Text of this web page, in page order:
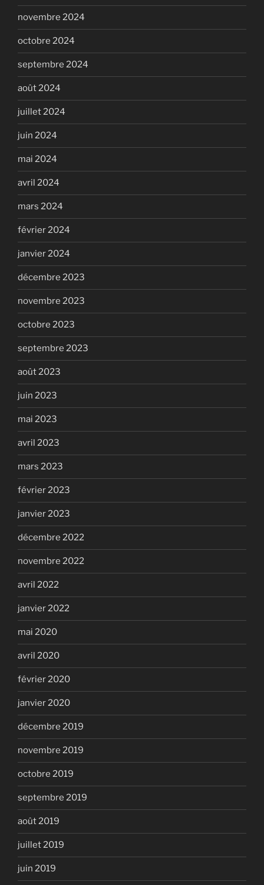
novembre 2024
octobre 2024
septembre 2024
août 2024
juillet 2024
juin 2024
mai 2024
avril 2024
mars 2024
février 2024
janvier 2024
décembre 2023
novembre 2023
octobre 2023
septembre 2023
août 2023
juin 2023
mai 2023
avril 2023
mars 2023
février 2023
janvier 2023
décembre 2022
novembre 2022
avril 2022
janvier 2022
mai 2020
avril 2020
février 2020
janvier 2020
décembre 2019
novembre 2019
octobre 2019
septembre 2019
août 2019
juillet 2019
juin 2019